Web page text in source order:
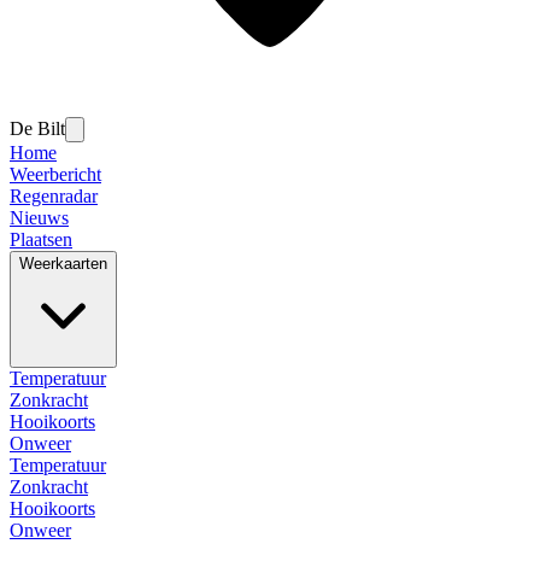
De Bilt
Home
Weerbericht
Regenradar
Nieuws
Plaatsen
Weerkaarten
Temperatuur
Zonkracht
Hooikoorts
Onweer
Temperatuur
Zonkracht
Hooikoorts
Onweer